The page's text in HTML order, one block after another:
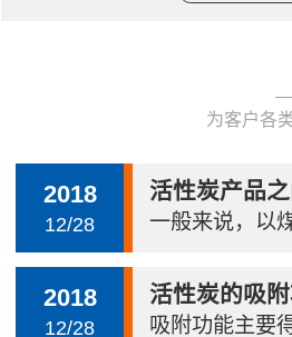
为客户各
2018
12/28
活性炭产品
一般来说，以
2018
12/28
活性炭的吸
吸附功能主要